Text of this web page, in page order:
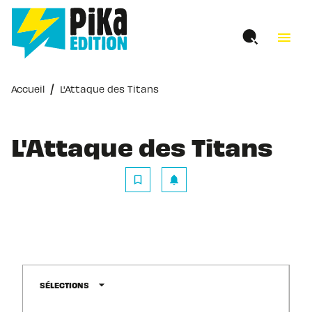
MENU RECHERCHE
PIED DE PAGE
menu
Accueil / L'Attaque des Titans
L'Attaque des Titans
bookmark_border notifications
SÉLECTIONS arrow_drop_down